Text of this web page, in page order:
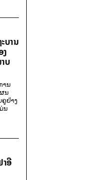
ບານ
ງ
ບ
ານ
ນ
ຄູຢ່າງ
ນ
າອີ